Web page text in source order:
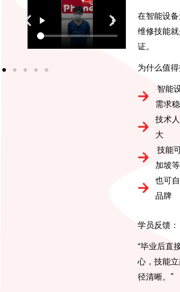
在智能设备
维修技能
证。
为什么值得
智能
需求
技术
大
技能
加坡
也可
品牌
学员反馈：
“毕业后直
心，技能
径清晰。”